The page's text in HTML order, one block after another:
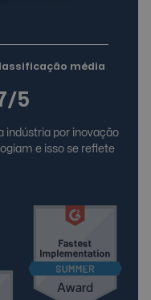
média
5
indústria por inovação
e isso se reflete